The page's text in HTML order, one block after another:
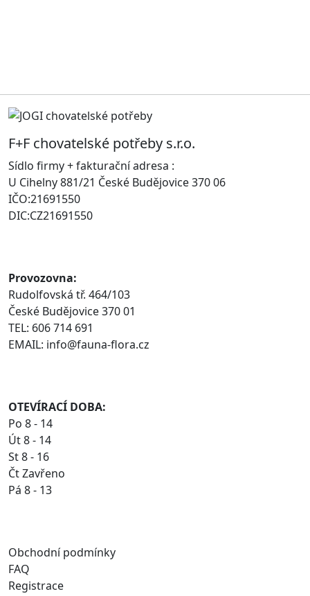
F+F chovatelské potřeby s.r.o.
Sídlo firmy + fakturační adresa :
U Cihelny 881/21 České Budějovice 370 06
IČO:21691550
DIC:CZ21691550
Provozovna:
Rudolfovská tř. 464/103
České Budějovice 370 01
TEL: 606 714 691
EMAIL: info@fauna-flora.cz
OTEVÍRACÍ DOBA:
Po 8 - 14
Út 8 - 14
St 8 - 16
Čt Zavřeno
Pá 8 - 13
Obchodní podmínky
FAQ
Registrace